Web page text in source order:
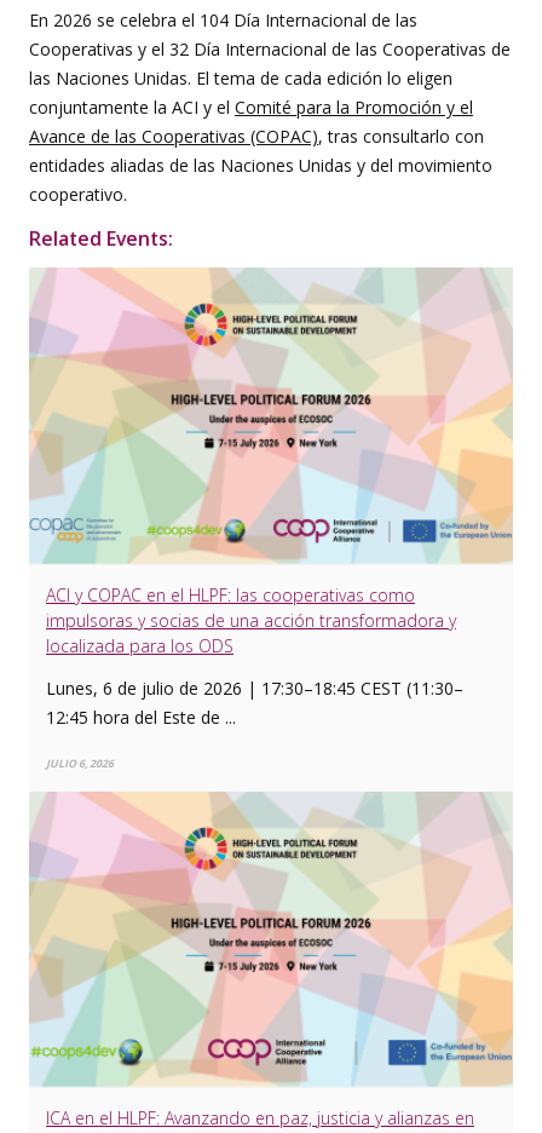
En 2026 se celebra el 104 Día Internacional de las
Cooperativas y el 32 Día Internacional de las Cooperativas de
las Naciones Unidas. El tema de cada edición lo eligen
conjuntamente la ACI y el Comité para la Promoción y el
Avance de las Cooperativas (COPAC), tras consultarlo con
entidades aliadas de las Naciones Unidas y del movimiento
cooperativo.
Related Events:
ACI y COPAC en el HLPF: las cooperativas como
impulsoras y socias de una acción transformadora y
localizada para los ODS
Lunes, 6 de julio de 2026 | 17:30–18:45 CEST (11:30–
12:45 hora del Este de ...
JULIO 6, 2026
ICA en el HLPF: Avanzando en paz, justicia y alianzas en